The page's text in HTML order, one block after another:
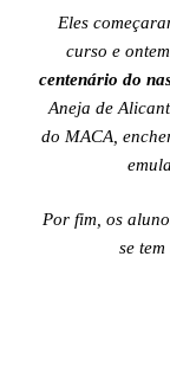
Eles
curso e
centenário do
Aneja de
do MACA,
Por fim, os
se